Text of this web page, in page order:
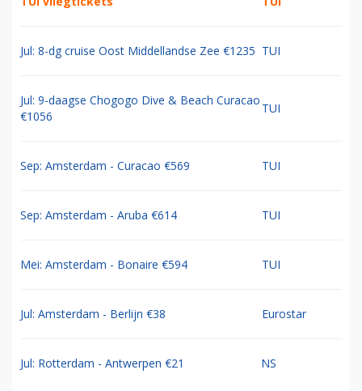
Jul: 8-dg cruise Oost Middellandse Zee €1235 TUI
Jul: 9-daagse Chogogo Dive & Beach Curacao
€1056
TUI
Sep: Amsterdam - Curacao €569 TUI
Sep: Amsterdam - Aruba €614 TUI
Mei: Amsterdam - Bonaire €594 TUI
Jul: Amsterdam - Berlijn €38 Eurostar
Jul: Rotterdam - Antwerpen €21 NS